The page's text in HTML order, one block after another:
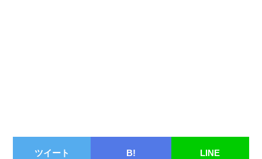
ツイート B! LINE